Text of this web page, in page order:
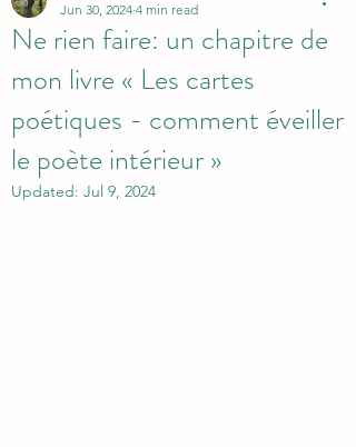
Ne rien faire: un chapitre de
mon livre « Les cartes
poétiques - comment éveiller
le poète intérieur »
Jun 30, 2024 4 min read
Updated: Jul 9, 2024